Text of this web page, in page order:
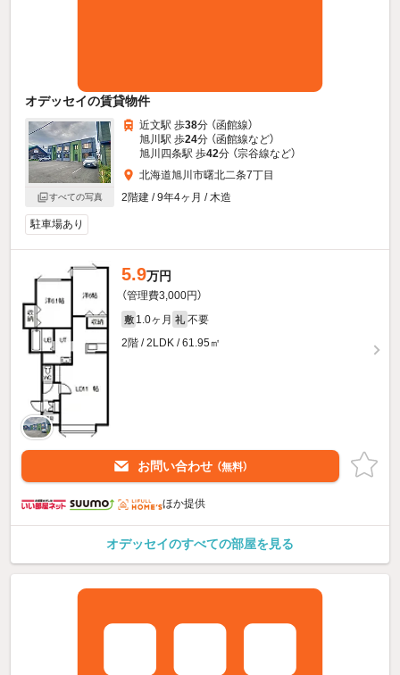
オデッセイの賃貸物件
すべての写真
近文駅 歩38分 （函館線）
旭川駅 歩24分 （函館線など）
旭川四条駅 歩42分 （宗谷線など）
北海道旭川市曙北二条7丁目
2階建 / 9年4ヶ月 / 木造
駐車場あり
5.9万円
（管理費3,000円）
敷 1.0ヶ月 礼 不要
2階 / 2LDK / 61.95㎡
お問い合わせ （無料）
ほか提供
オデッセイのすべての部屋を見る